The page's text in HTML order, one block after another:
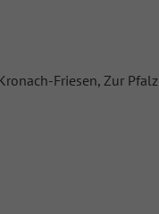
Friesen, Zur Pfalz